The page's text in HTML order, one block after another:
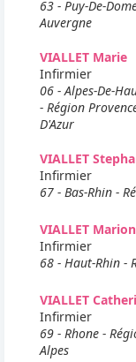
63 - Puy-De-
Auvergne
VIALLET Marie
Infirmier
06 - Alpes-De-
- Région
D'Azur
VIALLET
Infirmier
67 - Bas-Rhin -
VIALLET Marion
Infirmier
68 - Haut-Rhin -
VIALLET
Infirmier
69 - Rhone -
Alpes